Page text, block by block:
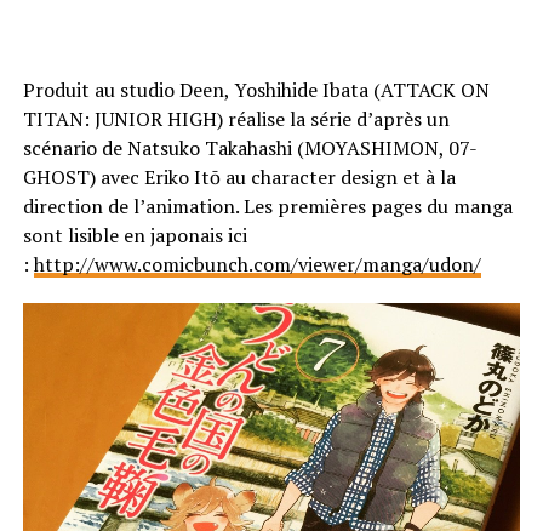
Produit au studio Deen, Yoshihide Ibata (ATTACK ON
TITAN: JUNIOR HIGH) réalise la série d’après un
scénario de Natsuko Takahashi (MOYASHIMON, 07-
GHOST) avec Eriko Itō au character design et à la
direction de l’animation. Les premières pages du manga
sont lisible en japonais ici
:http://www.comicbunch.com/viewer/manga/udon/